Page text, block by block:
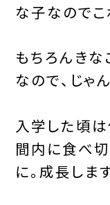
な子なのでこ
もちろんきな
なので、じゃ
入学した頃は
間内に食べ
に。成長しま